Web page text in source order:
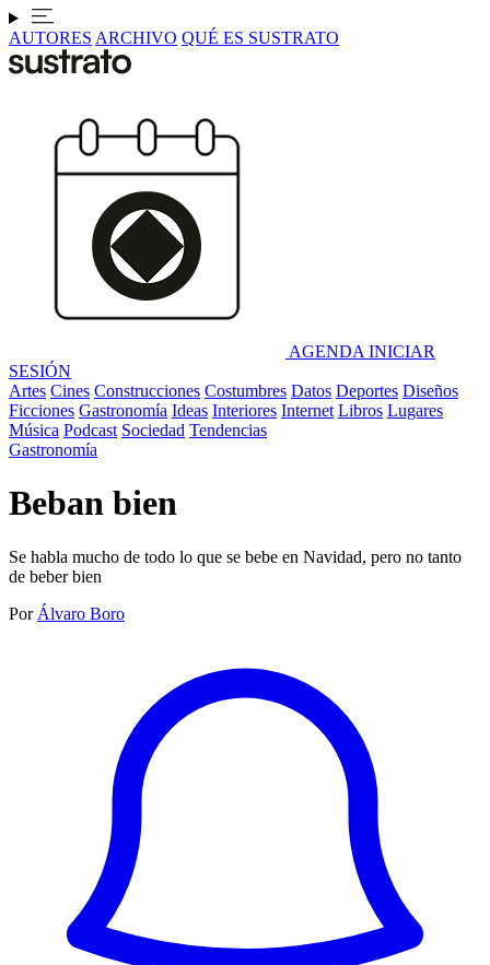
AUTORES ARCHIVO QUÉ ES SUSTRATO
AGENDA INICIAR
SESIÓN
Artes Cines Construcciones Costumbres Datos Deportes Diseños
Ficciones Gastronomía Ideas Interiores Internet Libros Lugares
Música Podcast Sociedad Tendencias
Gastronomía
Beban bien
Se habla mucho de todo lo que se bebe en Navidad, pero no tanto
de beber bien
Por Álvaro Boro